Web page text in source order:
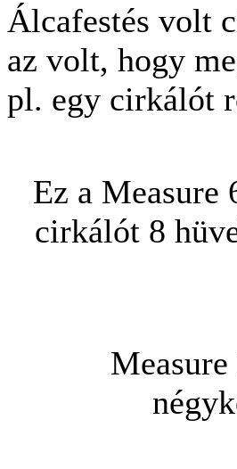
Álcafestés volt
az volt, hogy
pl. egy cirkálót
Ez a Measure
cirkálót 8